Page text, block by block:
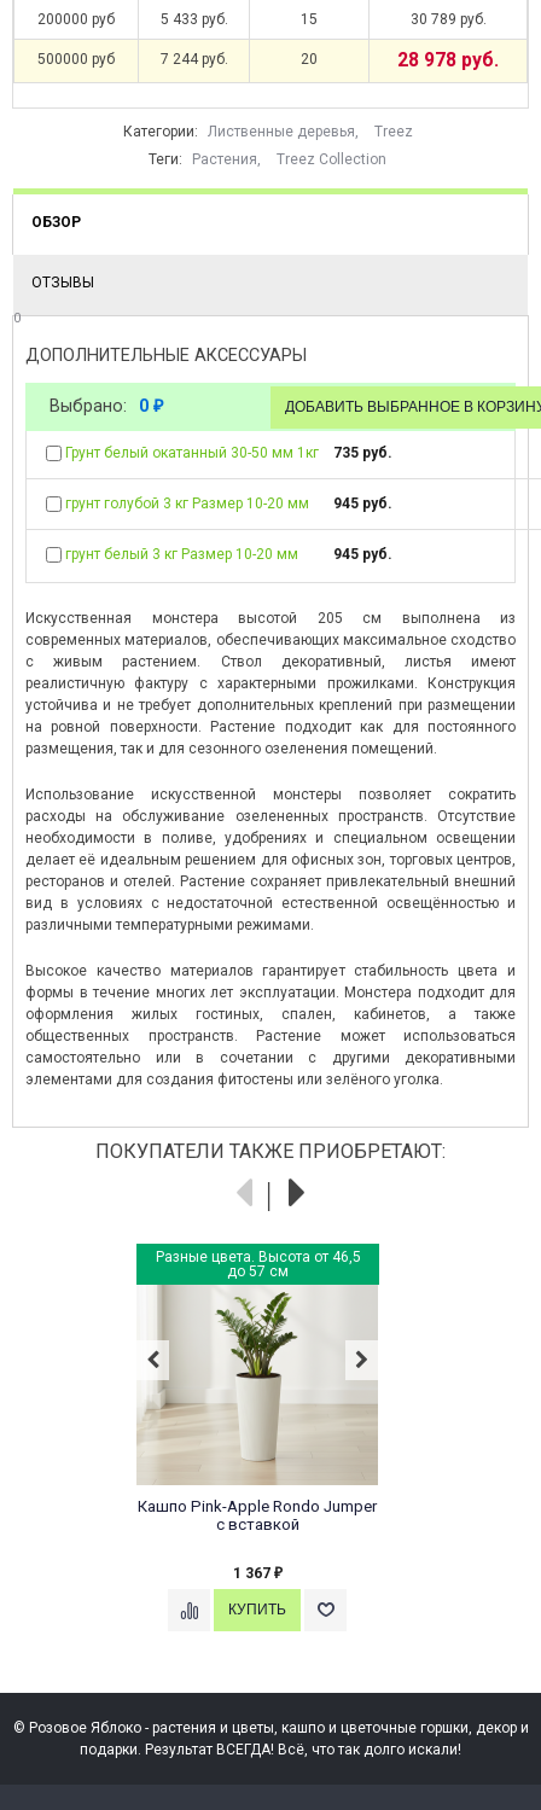
200000 руб 5 433 руб. 15 30 789 руб.
500000 руб 7 244 руб. 20 28 978 руб.
Категории: Лиственные деревья
Treez
Теги:
Растения Treez Collection
ОБЗОР
ОТЗЫВЫ
0
ДОПОЛНИТЕЛЬНЫЕ АКСЕССУАРЫ
Выбрано: 0 ₽
Грунт белый окатанный 30-50 мм 1кг 735 руб.
грунт голубой 3 кг Размер 10-20 мм 945 руб.
грунт белый 3 кг Размер 10-20 мм 945 руб.
Искусственная монстера высотой 205 см выполнена из
современных материалов, обеспечивающих максимальное сходство
с живым растением. Ствол декоративный, листья имеют
реалистичную фактуру с характерными прожилками. Конструкция
устойчива и не требует дополнительных креплений при размещении
на ровной поверхности. Растение подходит как для постоянного
размещения, так и для сезонного озеленения помещений.
Использование искусственной монстеры позволяет сократить
расходы на обслуживание озелененных пространств. Отсутствие
необходимости в поливе, удобрениях и специальном освещении
делает её идеальным решением для офисных зон, торговых центров,
ресторанов и отелей. Растение сохраняет привлекательный внешний
вид в условиях с недостаточной естественной освещённостью и
различными температурными режимами.
Высокое качество материалов гарантирует стабильность цвета и
формы в течение многих лет эксплуатации. Монстера подходит для
оформления жилых гостиных, спален, кабинетов, а также
общественных пространств. Растение может использоваться
самостоятельно или в сочетании с другими декоративными
элементами для создания фитостены или зелёного уголка.
ПОКУПАТЕЛИ ТАКЖЕ ПРИОБРЕТАЮТ:
Разные цвета. Высота от 46,5
до 57 см
Кашпо Pink-Apple Rondo Jumper
с вставкой
1 367 ₽
© Розовое Яблоко - растения и цветы, кашпо и цветочные горшки, декор и
подарки. Результат ВСЕГДА! Всё, что так долго искали!